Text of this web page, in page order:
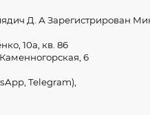
Д. А Зарегистрирован
10а, кв. 86
6
Telegram),